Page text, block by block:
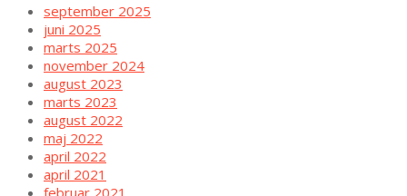
september 2025
juni 2025
marts 2025
november 2024
august 2023
marts 2023
august 2022
maj 2022
april 2022
april 2021
februar 2021